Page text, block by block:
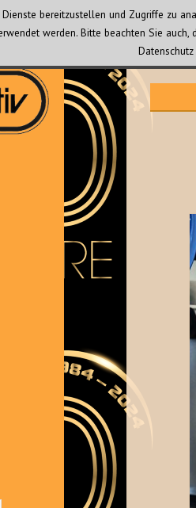
bereitzustellen und Zugriffe zu
werden. Bitte beachten Sie